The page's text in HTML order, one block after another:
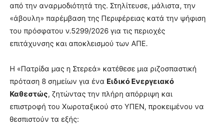
από την αναρμοδιότητά της. Στηλίτευσε, μάλιστα, την
«άβουλη» παρέμβαση της Περιφέρειας κατά την ψήφιση
του πρόσφατου ν.5299/2026 για τις περιοχές
επιτάχυνσης και αποκλεισμού των ΑΠΕ.
Η «Πατρίδα μας η Στερεά» κατέθεσε μια ριζοσπαστική
πρόταση 8 σημείων για ένα Ειδικό Ενεργειακό
Καθεστώς, ζητώντας την πλήρη απόρριψη και
επιστροφή του Χωροταξικού στο ΥΠΕΝ, προκειμένου να
θεσπιστούν τα εξής: